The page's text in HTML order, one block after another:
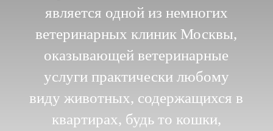
является одной из немногих
ветеринарных клиник Москвы,
оказывающей ветеринарные
услуги практически любому
виду животных, содержащихся в
квартирах, будь то кошки,